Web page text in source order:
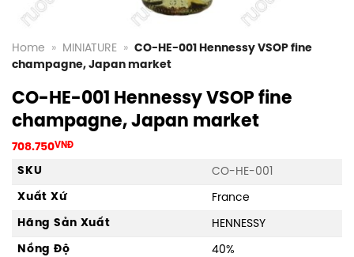
Home » MINIATURE » CO-HE-001 Hennessy VSOP fine
champagne, Japan market
CO-HE-001 Hennessy VSOP fine
champagne, Japan market
708.750VNĐ
SKU
CO-HE-001
Xuất Xứ
France
Hãng Sản Xuất
HENNESSY
Nồng Độ
40%